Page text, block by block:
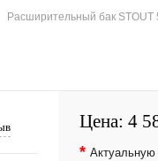
Расширительный бак
Цена: 4
* Актуальную